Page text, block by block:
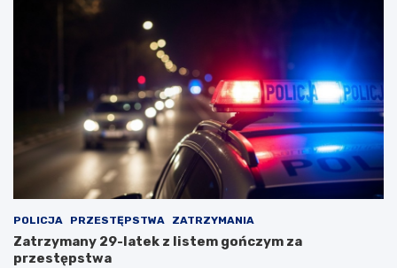
POLICJA PRZESTĘPSTWA ZATRZYMANIA
Zatrzymany 29-latek z listem gończym za
przestępstwa